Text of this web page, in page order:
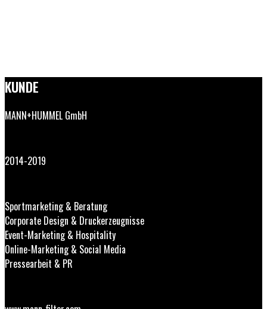
KUNDE
MANN+HUMMEL GmbH
2014-2019
Sportmarketing & Beratung
Corporate Design & Druckerzeugnisse
Event-Marketing & Hospitality
Online-Marketing & Social Media
Pressearbeit & PR